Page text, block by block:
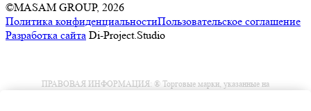
©MASAM GROUP, 2026
Политика конфиденциальностиПользовательское соглашение
Разработка сайта Di-Project.Studio
ПРАВОВАЯ ИНФОРМАЦИЯ: ® Торговые марки, указанные на